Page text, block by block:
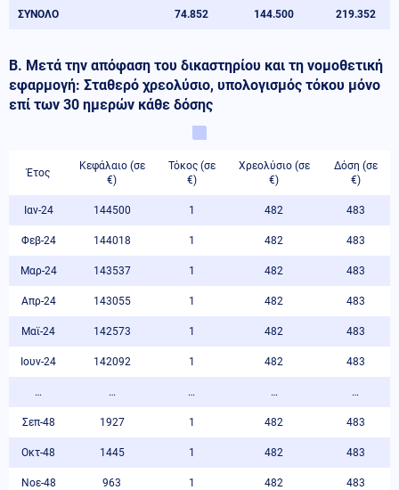
ΣΥΝΟΛΟ 74.852 144.500 219.352
Β. Μετά την απόφαση του δικαστηρίου και τη νομοθετική
εφαρμογή: Σταθερό χρεολύσιο, υπολογισμός τόκου μόνο
επί των 30 ημερών κάθε δόσης
Έτος
Κεφάλαιο (σε
€)
Τόκος (σε
€)
Χρεολύσιο (σε
€)
Δόση (σε
€)
Ιαν-24 144500 1 482 483
Φεβ-24 144018 1 482 483
Μαρ-24 143537 1 482 483
Απρ-24 143055 1 482 483
Μαϊ-24 142573 1 482 483
Ιουν-24 142092 1 482 483
… … … … …
Σεπ-48 1927 1 482 483
Οκτ-48 1445 1 482 483
Νοε-48 963 1 482 483